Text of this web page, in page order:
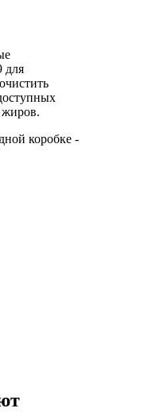
для
жиров.
коробке -